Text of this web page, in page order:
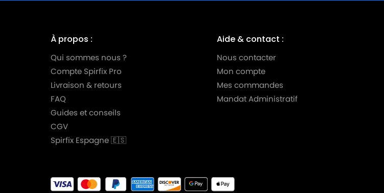
À propos :
Qui sommes nous ?
Compte Spirfix Pro
Livraison & retours
FAQ
Guides et conseils
CGV
Spirfix Espagne 🇪🇸
Aide & contact :
Nous contacter
Mon compte
Mes commandes
Mandat Administratif